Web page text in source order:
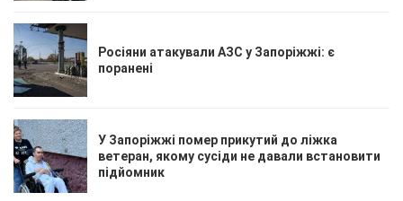
Росіяни атакували АЗС у Запоріжжі: є
поранені
У Запоріжжі помер прикутий до ліжка
ветеран, якому сусіди не давали встановити
підйомник